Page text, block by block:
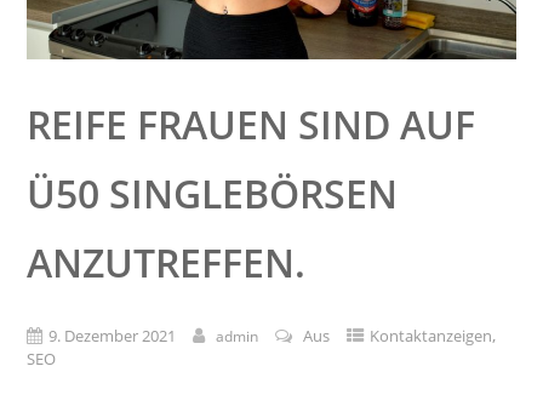
REIFE FRAUEN SIND AUF
Ü50 SINGLEBÖRSEN
ANZUTREFFEN.
9. Dezember 2021 admin Aus Kontaktanzeigen,
SEO